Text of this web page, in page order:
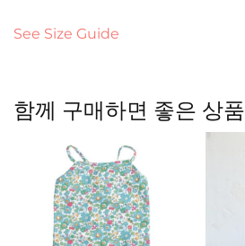
See Size Guide
함께 구매하면 좋은 상품